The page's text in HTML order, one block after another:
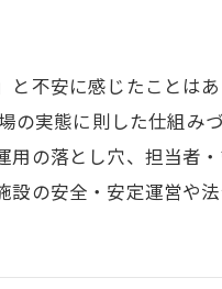
不安に感じたことは
の実態に則した仕組み
の落とし穴、担当者
の安全・安定運営や